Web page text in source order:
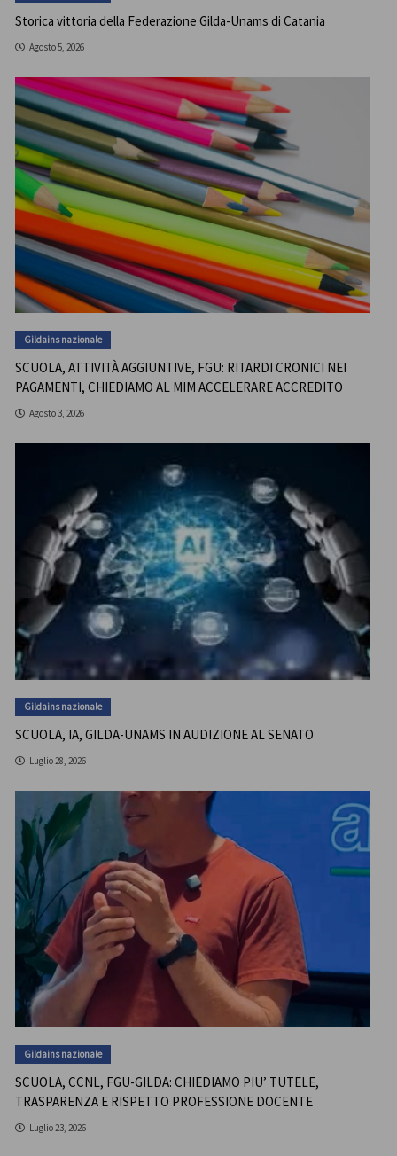
Storica vittoria della Federazione Gilda-Unams di Catania
Agosto 5, 2026
Gildains nazionale
SCUOLA, ATTIVITÀ AGGIUNTIVE, FGU: RITARDI CRONICI NEI
PAGAMENTI, CHIEDIAMO AL MIM ACCELERARE ACCREDITO
Agosto 3, 2026
Gildains nazionale
SCUOLA, IA, GILDA-UNAMS IN AUDIZIONE AL SENATO
Luglio 28, 2026
Gildains nazionale
SCUOLA, CCNL, FGU-GILDA: CHIEDIAMO PIU’ TUTELE,
TRASPARENZA E RISPETTO PROFESSIONE DOCENTE
Luglio 23, 2026